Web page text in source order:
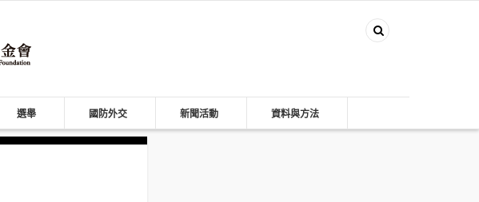
選舉 國防外交 新聞活動 資料與方法